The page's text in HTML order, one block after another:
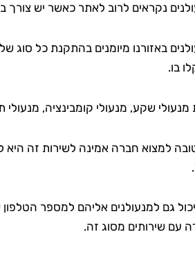
נקראים לרוב לאתר כאשר יש צורך
באזורנו מיומנים בהתקנת כל סוג
בו.
מנעולי שקע, מנעולי קומבינציה,
למצוא חברה אמינה לשירות זה היא
גם למנעולנים אליהם למספר
עם שירותים מסוג זה.